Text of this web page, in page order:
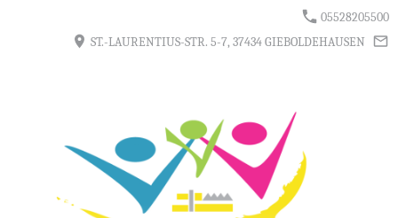
05528205500
ST.-LAURENTIUS-STR. 5-7, 37434 GIEBOLDEHAUSEN